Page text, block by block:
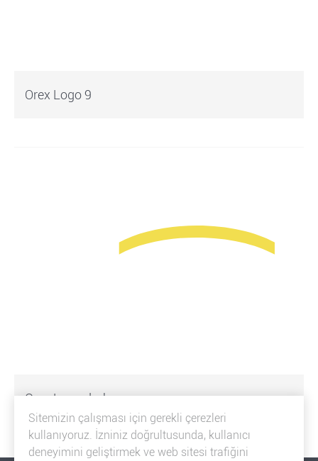
Orex Logo 9
Orex Logo dark
Sitemizin çalışması için gerekli çerezleri
kullanıyoruz. İzniniz doğrultusunda, kullanıcı
deneyimini geliştirmek ve web sitesi trafiğini